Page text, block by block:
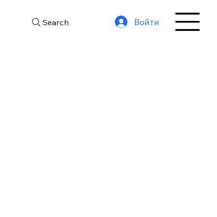
Search Войти